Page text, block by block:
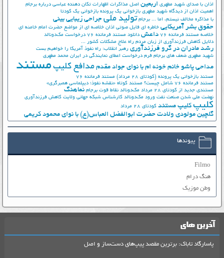
اذان با صدای شهید مطهری اربعین اصل مذاکرات اظهارات تکان دهنده عباسی درباره برجام
اهمیت اذان از دیدگاه شهید مطهری بازخوانی یک پرونده بازخوانی یک کودتا
با مذاکره مخالف نیستم، اما ... برجام تولید ملی جراحی زیبایی بینی
حقوق بشر آمریکایی خاطره ای فایل صوتی اذان خلاصه ای از مواضع حضرت امام خامنه ای
خلاصه مستند فرمانده 76
داعش دانلود مستند فرمانده 76
درخواست مک‌دونالد
دلایل کاهش فرزندآوری از زبان مردم راه علاج مشکلات کشور ...
رشد مادران در گرو فرزندآوری رهبر انقلاب: راه نفوذ آمریکا را خواهیم بست
شهید مطهری ضعف های برجام فرم درخواست اعطای نمایندگی در ایران محمد مطهری
مداحی پاشو خانم خونه ام با نوای جواد مقدم مدافع کلیپ مستند
مستند بازخوانی یک پرونده (کودتای 28 مرداد)
مستند فرمانده 76
مستند فرمانده 76 شامل چیست؟
مستند کوتاه «نقشه نفوذ؛ دیپلماسی همبرگری»
مستندی جدید از کودتای 28 مرداد
مک‌دونالد نقاط قوت برجام نماهنگ
نهضت ملي شدن صنعت نفت ورود مک‌دونالد کارشناس شبکه جهانی ولایت کاهش فرزندآوری
کلیپ کلیپ مستند کودتای 28 مرداد
گلچین مولودی ولادت حضرت ابوالفضل العباس(ع) با نوای محمود کریمی
پیوندها
Filmo
هنگ درام
وطن موزیک
آخرین های
پاسارگاد تاباک: برترین مقصد پیپ‌های دست‌ساز و اصل